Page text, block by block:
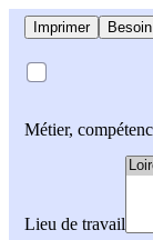
Imprimer
Métier,
Lieu de travail